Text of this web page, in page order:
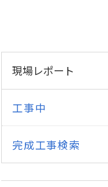
現場レポート
工事中
完成工事検索